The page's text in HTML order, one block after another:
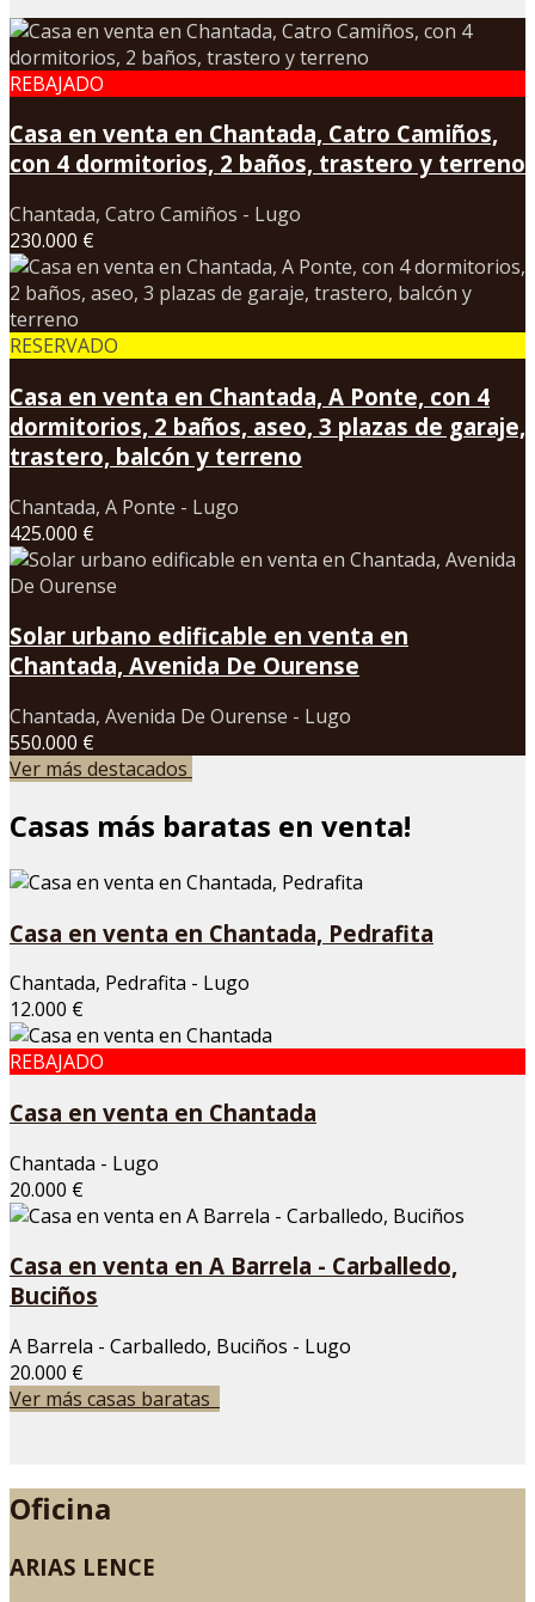
REBAJADO
Casa en venta en Chantada, Catro Camiños,
con 4 dormitorios, 2 baños, trastero y terreno
Chantada, Catro Camiños - Lugo
230.000 €
RESERVADO
Casa en venta en Chantada, A Ponte, con 4
dormitorios, 2 baños, aseo, 3 plazas de garaje,
trastero, balcón y terreno
Chantada, A Ponte - Lugo
425.000 €
Solar urbano edificable en venta en
Chantada, Avenida De Ourense
Chantada, Avenida De Ourense - Lugo
550.000 €
Ver más destacados
Casas más baratas en venta!
Casa en venta en Chantada, Pedrafita
Chantada, Pedrafita - Lugo
12.000 €
REBAJADO
Casa en venta en Chantada
Chantada - Lugo
20.000 €
Casa en venta en A Barrela - Carballedo,
Buciños
A Barrela - Carballedo, Buciños - Lugo
20.000 €
Ver más casas baratas
Oficina
ARIAS LENCE